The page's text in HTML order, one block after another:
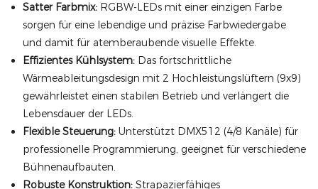
Satter Farbmix:RGBW-LEDs mit einer einzigen Farbe
sorgen für eine lebendige und präzise Farbwiedergabe
und damit für atemberaubende visuelle Effekte.
Effizientes Kühlsystem:Das fortschrittliche
Wärmeableitungsdesign mit 2 Hochleistungslüftern (9x9)
gewährleistet einen stabilen Betrieb und verlängert die
Lebensdauer der LEDs.
Flexible Steuerung:Unterstützt DMX512 (4/8 Kanäle) für
professionelle Programmierung, geeignet für verschiedene
Bühnenaufbauten.
Robuste Konstruktion:Strapazierfähiges